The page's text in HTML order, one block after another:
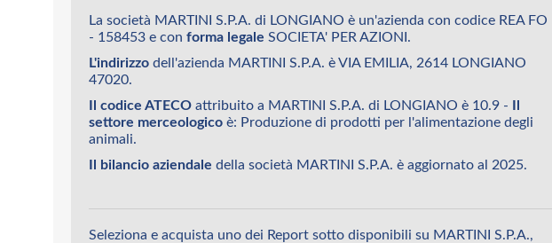
La società MARTINI S.P.A. di LONGIANO è un'azienda con codice REA FO
- 158453 e con forma legale SOCIETA' PER AZIONI.
L'indirizzo dell'azienda MARTINI S.P.A. è VIA EMILIA, 2614 LONGIANO
47020.
Il codice ATECO attribuito a MARTINI S.P.A. di LONGIANO è 10.9 -
settore merceologico è: Produzione di prodotti per l'alimentazione degli
animali.
Il bilancio aziendale della società MARTINI S.P.A. è aggiornato al 2025.
Seleziona e acquista uno dei Report sotto disponibili su MARTINI S.P.A.,